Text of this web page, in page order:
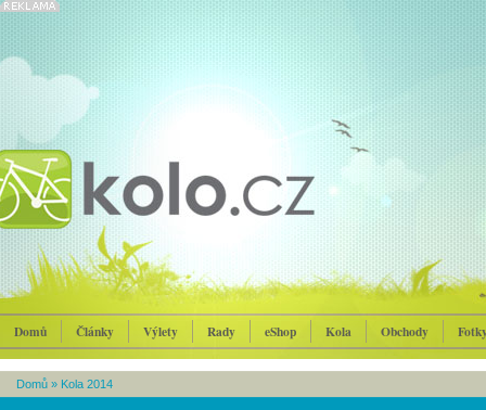
Domů Články Výlety Rady eShop Kola Obchody
Domů » Kola 2014